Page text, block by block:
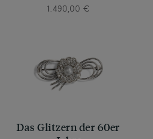
1.490,00 €
Das Glitzern der 60er